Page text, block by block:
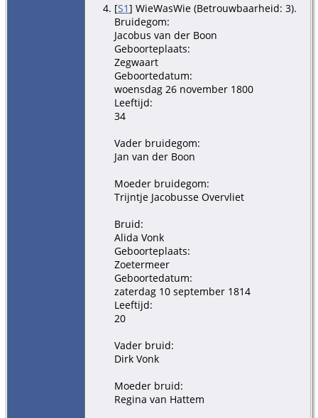
[S1] WieWasWie (Betrouwbaarheid: 3).
Bruidegom:
Jacobus van der Boon
Geboorteplaats:
Zegwaart
Geboortedatum:
woensdag 26 november 1800
Leeftijd:
34
Vader bruidegom:
Jan van der Boon
Moeder bruidegom:
Trijntje Jacobusse Overvliet
Bruid:
Alida Vonk
Geboorteplaats:
Zoetermeer
Geboortedatum:
zaterdag 10 september 1814
Leeftijd:
20
Vader bruid:
Dirk Vonk
Moeder bruid:
Regina van Hattem